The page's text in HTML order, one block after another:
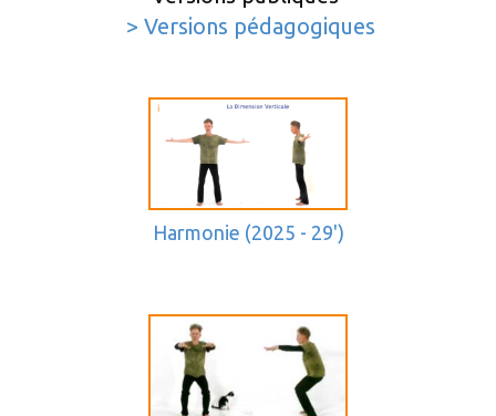
> Versions pédagogiques
Harmonie (2025 - 29')